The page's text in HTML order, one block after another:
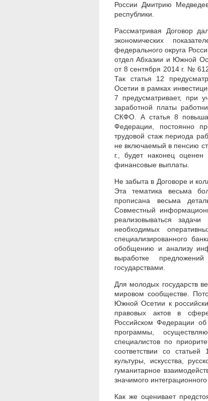
России Дмитрию
республики.
Рассматривая Договор
экономических
федерального округа
отдел Абхазии и Южной
от 8 сентября 2014 г. №
Так статья 12
Осетии в рамках
7 предусматривает, при
заработной платы
СКФО. А статья 8
Федерации, постоянно
трудовой стаж периода
не включаемый в пенсию
г., будет наконец оценен
финансовые выплаты.
Не забыта в Договоре и
Эта тематика весьма
прописана весьма
Совместный
реализовываться
необходимых
специализированного
обобщению и анализу
выработке
государствами.
Для молодых государств
мировом сообществе.
Южной Осетии к
правовых актов в
Российском Федерации об
программы,
специалистов по
соответствии со
культуры, искусства,
гуманитарное
значимого
Как же оценивает